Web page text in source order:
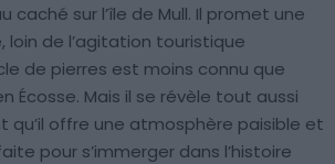
caché sur l’île de Mull. Il promet une
loin de l’agitation touristique
de pierres est moins connu que
Écosse. Mais il se révèle tout aussi
qu’il offre une atmosphère paisible et
pour s’immerger dans l’histoire